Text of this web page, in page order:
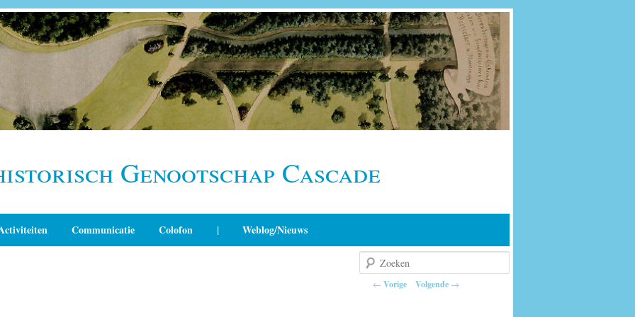
Genootschap Cascade
Communicatie Colofon | Weblog/Nieuws
Berichtnavigatie
← Vorige Volgende →